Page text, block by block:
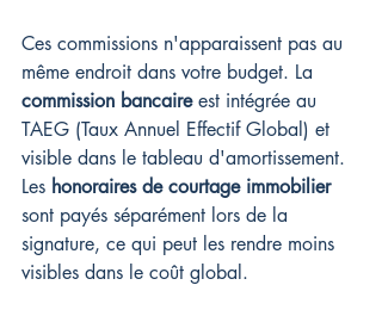
Ces commissions n'apparaissent pas au
même endroit dans votre budget. La
commission bancaire est intégrée au
TAEG (Taux Annuel Effectif Global) et
visible dans le tableau d'amortissement.
Les honoraires de courtage immobilier
sont payés séparément lors de la
signature, ce qui peut les rendre moins
visibles dans le coût global.